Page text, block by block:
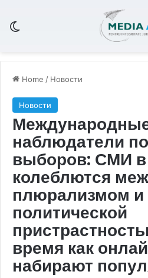
Home / Новости
Новости
наблюдатели
выборов: СМИ
колеблются
плюрализмом и
политической
время как
набирают